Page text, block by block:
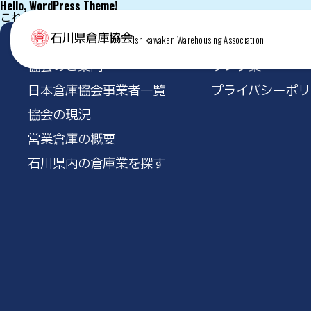
Ishikawaken Warehousing Association
Hello, WordPress Theme!
これは独自テーマの index.php のテスト表示です。
協会のご案内
日本倉庫協会事業者一覧
協会の現況
営業倉庫の概要
石川県内の倉庫業を探す
リンク集
プライバシーポ